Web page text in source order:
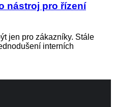
nástroj pro řízení
jen pro zákazníky. Stále
interních